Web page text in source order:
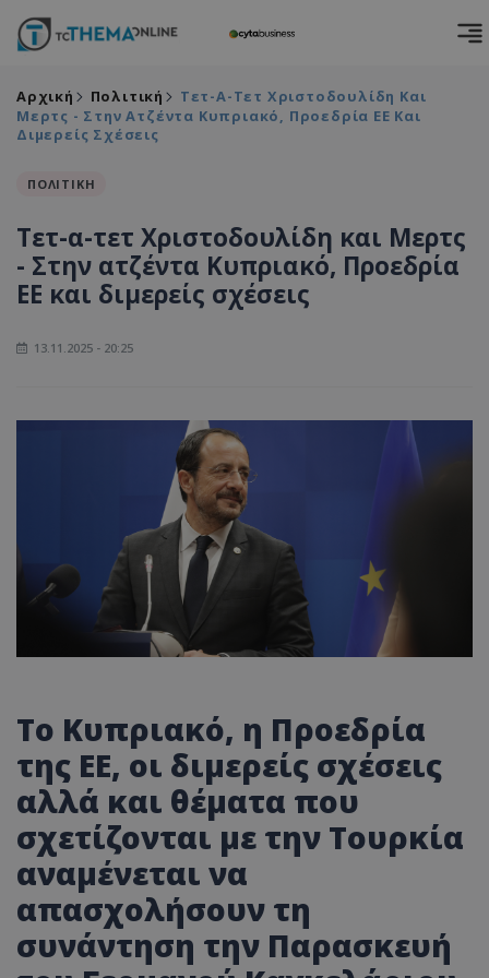
Αρχική Πολιτική
Τετ-Α-Τετ Χριστοδουλίδη Και
Μερτς - Στην Ατζέντα Κυπριακό, Προεδρία ΕΕ Και
Διμερείς Σχέσεις
ΠΟΛΙΤΙΚΗ
Τετ-α-τετ Χριστοδουλίδη και Μερτς
- Στην ατζέντα Κυπριακό, Προεδρία
ΕΕ και διμερείς σχέσεις
13.11.2025 - 20:25
Το Κυπριακό, η Προεδρία
της ΕΕ, οι διμερείς σχέσεις
αλλά και θέματα που
σχετίζονται με την Τουρκία
αναμένεται να
απασχολήσουν τη
συνάντηση την Παρασκευή